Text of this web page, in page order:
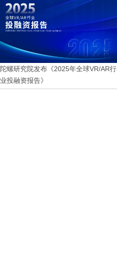
陀螺研究院发布《2025年全球VR/AR行
业投融资报告》